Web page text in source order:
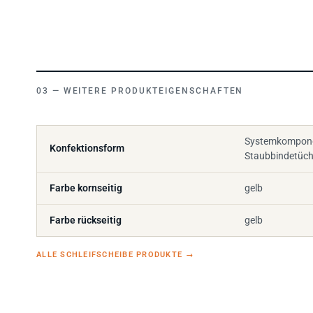
WEITERE PRODUKTEIGENSCHAFTEN
Konfektionsform
Farbe kornseitig gelb
Farbe rückseitig gelb
ALLE SCHLEIFSCHEIBE PRODUKTE